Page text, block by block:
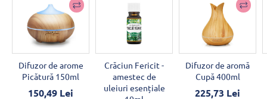
Difuzor de arome
Picătură 150ml
150,49 Lei
Crăciun Fericit -
amestec de
uleiuri esențiale
Difuzor de aromă
Cupă 400ml
225,73 Lei